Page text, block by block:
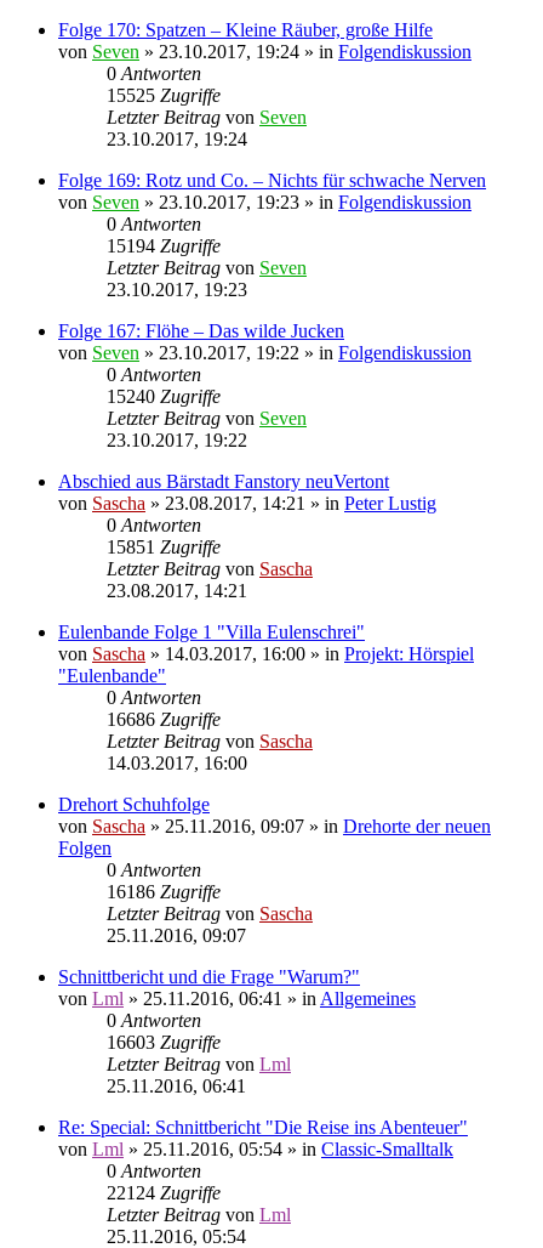
Folge 170: Spatzen – Kleine Räuber, große Hilfe
von Seven » 23.10.2017, 19:24 » in Folgendiskussion
0 Antworten
15525 Zugriffe
Letzter Beitrag von Seven
23.10.2017, 19:24
Folge 169: Rotz und Co. – Nichts für schwache Nerven
von Seven » 23.10.2017, 19:23 » in Folgendiskussion
0 Antworten
15194 Zugriffe
Letzter Beitrag von Seven
23.10.2017, 19:23
Folge 167: Flöhe – Das wilde Jucken
von Seven » 23.10.2017, 19:22 » in Folgendiskussion
0 Antworten
15240 Zugriffe
Letzter Beitrag von Seven
23.10.2017, 19:22
Abschied aus Bärstadt Fanstory neuVertont
von Sascha » 23.08.2017, 14:21 » in Peter Lustig
0 Antworten
15851 Zugriffe
Letzter Beitrag von Sascha
23.08.2017, 14:21
Eulenbande Folge 1 "Villa Eulenschrei"
von Sascha » 14.03.2017, 16:00 » in Projekt: Hörspiel
"Eulenbande"
0 Antworten
16686 Zugriffe
Letzter Beitrag von Sascha
14.03.2017, 16:00
Drehort Schuhfolge
von Sascha » 25.11.2016, 09:07 » in Drehorte der neuen
Folgen
0 Antworten
16186 Zugriffe
Letzter Beitrag von Sascha
25.11.2016, 09:07
Schnittbericht und die Frage "Warum?"
von Lml » 25.11.2016, 06:41 » in Allgemeines
0 Antworten
16603 Zugriffe
Letzter Beitrag von Lml
25.11.2016, 06:41
Re: Special: Schnittbericht "Die Reise ins Abenteuer"
von Lml » 25.11.2016, 05:54 » in Classic-Smalltalk
0 Antworten
22124 Zugriffe
Letzter Beitrag von Lml
25.11.2016, 05:54